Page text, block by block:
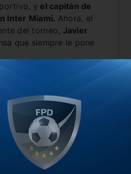
y el capitán de
Inter Miami. Ahora, el
del torneo, Javier
que siempre le pone
y
”. Intentó
del museo